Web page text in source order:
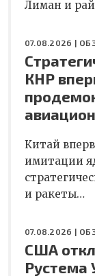
Лиман и
07.08.2026 |
КНР
Китай
имитации
и ракеты…
07.08.2026 |
США
Рустема